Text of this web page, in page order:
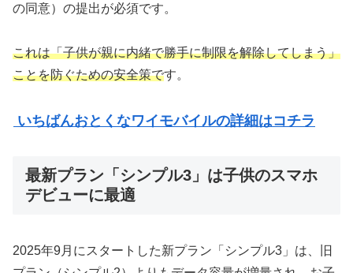
の同意）の提出が必須です。
これは「子供が親に内緒で勝手に制限を解除してしまう」
ことを防ぐための安全策です。
いちばんおとくなワイモバイルの詳細はコチラ
最新プラン「シンプル3」は子供のスマホ
デビューに最適
2025年9月にスタートした新プラン「シンプル3」は、旧